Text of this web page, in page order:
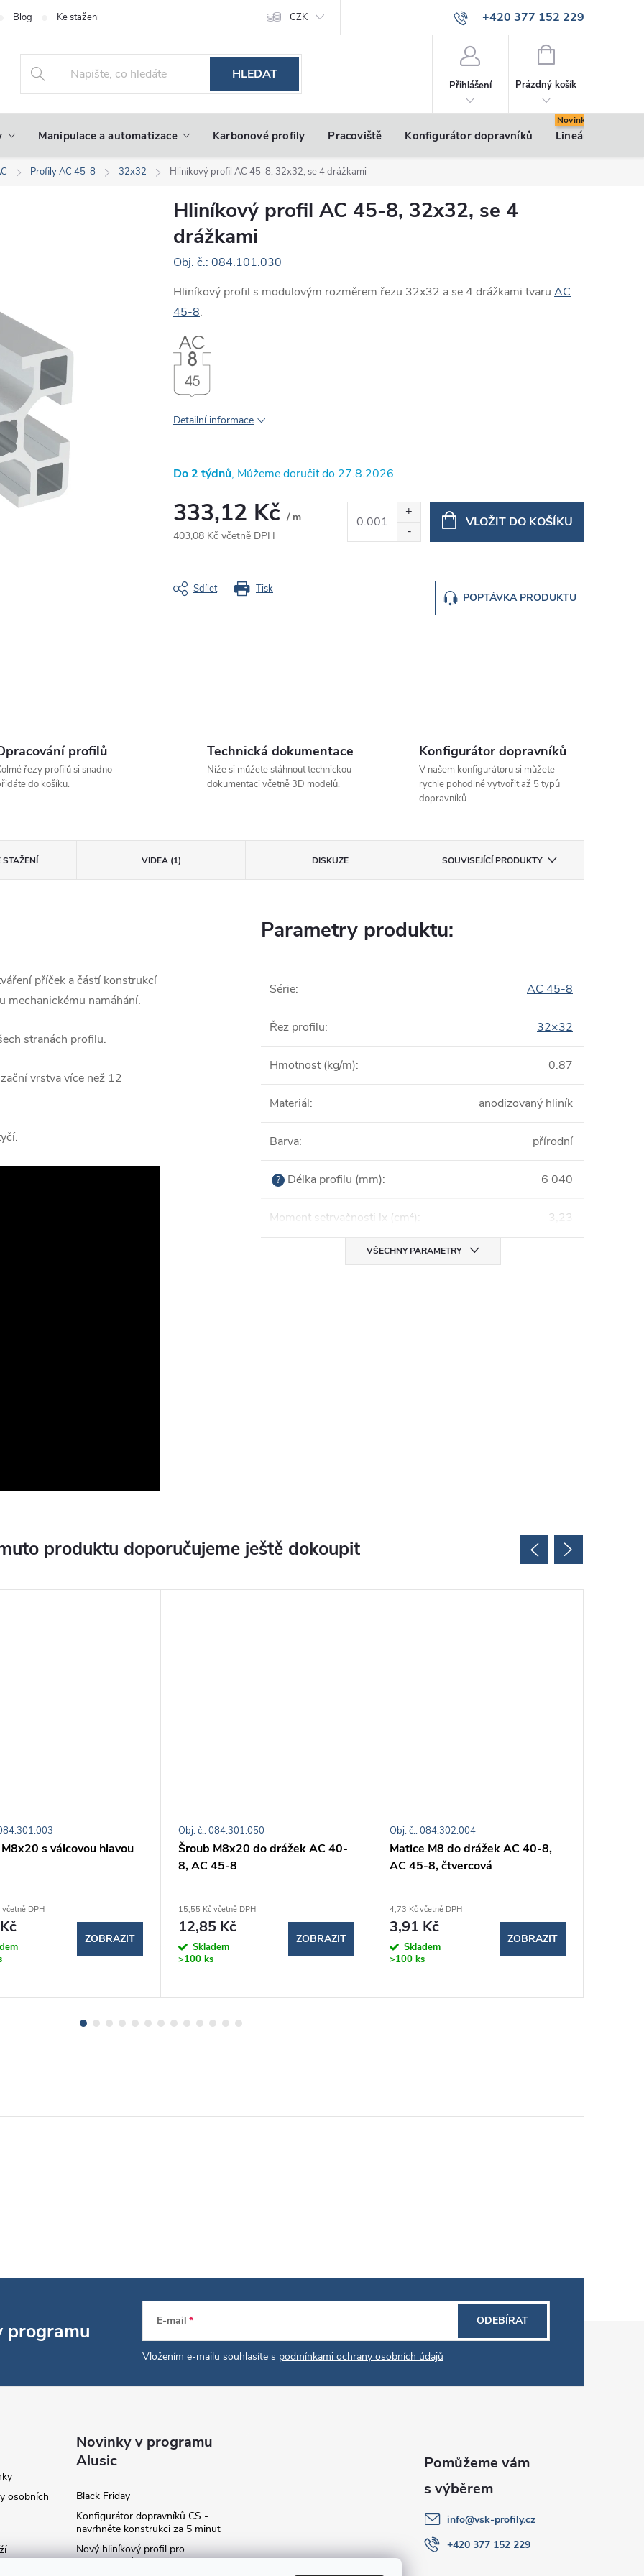
+420 377 152 229
info@vsk-profily.cz
Blog Ke stažení CZK
HLEDAT
Přihlášení
NÁKUPNÍ
Prázdný košík
Manipulace a automatizace Karbonové profily Pracoviště Konfigurátor dopravníků Lineární pohony
Profily AC 45-8 32x32 Hliníkový profil AC 45-8, 32x32, se 4 drážkami
Hliníkový profil AC 45-8, 32x32, se 4
drážkami
Obj. č.: 084.101.030
Hliníkový profil s modulovým rozměrem řezu 32x32 a se 4 drážkami tvaru AC
45-8.
Detailní informace
Do 2 týdnů 27.8.2026
333,12 Kč / m
403,08 Kč včetně DPH
cena:
VLOŽIT DO KOŠÍKU
Tisk
POPTÁVKA PRODUKTU
Sdílet
profilů
řezy profilů si snadno
do košíku.
Technická dokumentace
Níže si můžete stáhnout technickou
dokumentaci včetně 3D modelů.
Konfigurátor dopravníků
V našem konfigurátoru si můžete
rychle pohodlně vytvořit až 5 typů
dopravníků.
STAŽENÍ VIDEA (1) DISKUZE SOUVISEJÍCÍ PRODUKTY
příček a částí konstrukcí
mechanickému namáhání.
stranách profilu.
vrstva více než 12
Parametry produktu:
Série: AC 45-8
Řez profilu: 32×32
Hmotnost (kg/m): 0.87
Materiál: anodizovaný hliník
Barva: přírodní
? Délka profilu (mm): 6 040
Moment setrvačnosti lx (cm⁴): 3,23
VŠECHNY PARAMETRY
produktu doporučujeme ještě dokoupit
s válcovou hlavou
DPH
ZOBRAZIT
Šroub M8x20 do drážek AC 40-
8, AC 45-8
15,55 Kč včetně DPH
12,85 Kč
Skladem
>100 ks
ZOBRAZIT
Obj. č.: 084.301.050
Matice M8 do drážek AC 40-8,
AC 45-8, čtvercová
4,73 Kč včetně DPH
3,91 Kč
Skladem
>100 ks
ZOBRAZIT
Obj. č.: 084.302.004
programu E-mail
Vložením e-mailu souhlasíte s podmínkami ochrany osobních údajů
ODEBÍRAT
osobních
Novinky v programu
Alusic
Black Friday
Konfigurátor dopravníků CS -
navrhněte konstrukci za 5 minut
Nový hliníkový profil pro
fotovoltaické panely - kvalita za
info@vsk-profily.cz
+420 377 152 229